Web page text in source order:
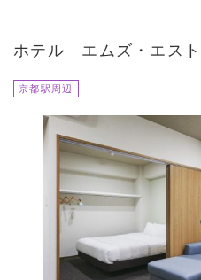
ホテル エムズ・エス
京都駅周辺